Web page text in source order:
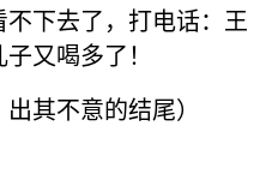
下去了，打电话：王
又喝多了！
其不意的结尾）